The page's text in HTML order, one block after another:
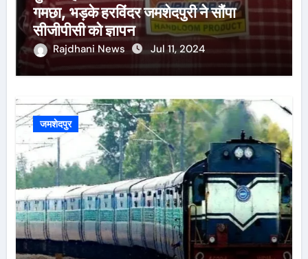
गमछा, भड़के हरविंदर जमशेदपुरी ने सौंपा
सीजीपीसी को ज्ञापन
Rajdhani News Jul 11, 2024
जमशेदपुर